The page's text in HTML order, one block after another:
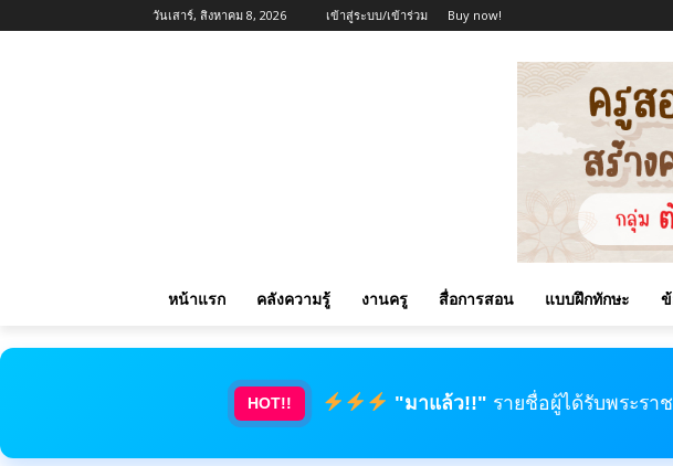
วันเสาร์, สิงหาคม 8, 2026 เข้าสู่ระบบ/เข้าร่วม Buy now!
หน้าแรก คลังความรู้ งานครู สื่อการสอน แบบฝึกทักษะ
HOT!! "มาแล้ว!!" รายชื่อผู้ได้รับพระรา